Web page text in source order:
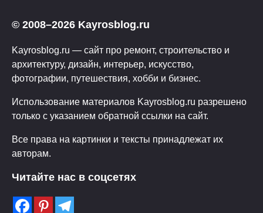
© 2008–2026 Kayrosblog.ru
Kayrosblog.ru — сайт про ремонт, строительство и
архитектуру, дизайн, интерьер, искусство,
фотографии, путешествия, хобби и бизнес.
Использование материалов Kayrosblog.ru разрешено
только с указанием обратной ссылки на сайт.
Все права на картинки и тексты принадлежат их
авторам.
Читайте нас в соцсетях